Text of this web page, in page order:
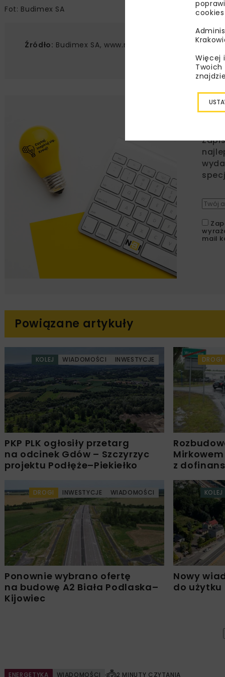
Fot: Budimex SA
Źródło: Budimex SA, www.media.budimex.pl
mail
Powiązane artykuły
KOLEJ WIADOMOŚCI INWESTYCJE
PKP PLK ogłosiły przetarg
na odcinek Gdów – Szczyrzyc
projektu Podłęże–Piekiełko
DROGI
z
DROGI INWESTYCJE WIADOMOŚCI
Ponownie wybrano ofertę
na budowę A2 Biała Podlaska–
Kijowiec
KOLEJ
Nowy
do użytku
ENERGETYKA WIADOMOŚCI 2 MINUTY CZYTANIA
Więcej